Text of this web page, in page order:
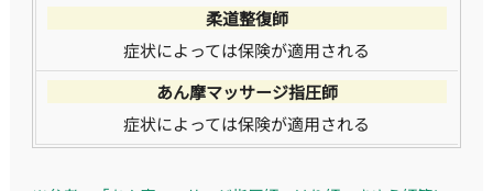
症状によっては保険が適用される
症状によっては保険が適用される